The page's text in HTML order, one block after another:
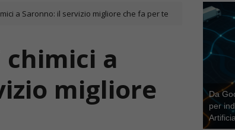
a Saronno: il servizio migliore che fa per te
a
migliore
Da
per